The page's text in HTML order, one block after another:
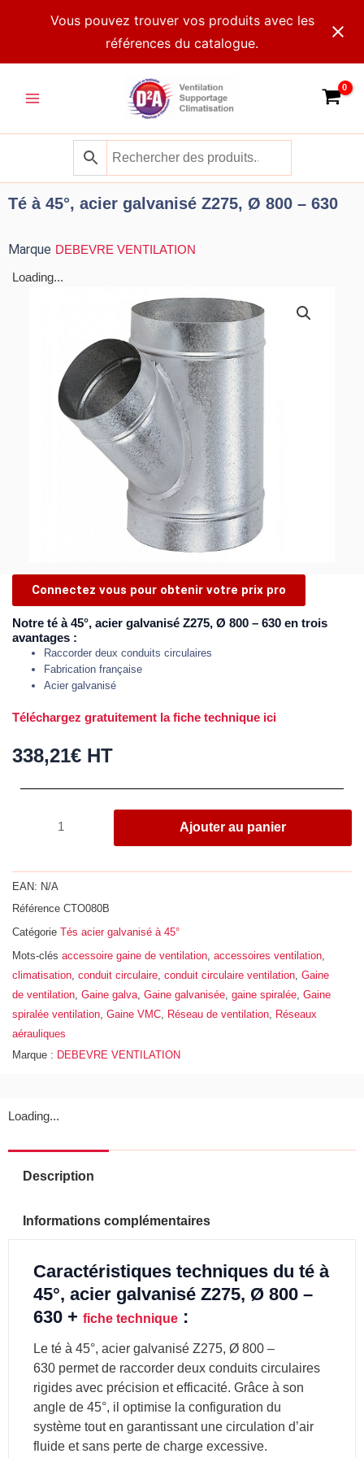
Vous pouvez trouver vos produits avec les
références du catalogue.
Menu
Té à 45°, acier galvanisé Z275, Ø 800 – 630
Marque DEBEVRE VENTILATION
Loading...
Connectez vous pour obtenir votre prix pro
Notre té à 45°, acier galvanisé Z275, Ø 800 – 630 en trois
avantages :
Raccorder deux conduits circulaires
Fabrication française
Acier galvanisé
Téléchargez gratuitement la fiche technique ici
338,21€ HT
à
acier
galvanisé
Z275,
Ø
800
-
630
Ajouter au panier
EAN: N/A
Référence CTO080B
Catégorie Tés acier galvanisé à 45°
Mots-clés accessoire gaine de ventilation accessoires ventilation
climatisation conduit circulaire conduit circulaire ventilation Gaine
de ventilation Gaine galva Gaine galvanisée gaine spiralée Gaine
spiralée ventilation Gaine VMC Réseau de ventilation Réseaux
aérauliques
Marque : DEBEVRE VENTILATION
Loading...
Description
Informations complémentaires
Caractéristiques techniques du té à
45°, acier galvanisé Z275, Ø 800 –
630 + fiche technique :
Le té à 45°, acier galvanisé Z275, Ø 800 –
630 permet de raccorder deux conduits circulaires
rigides avec précision et efficacité. Grâce à son
angle de 45°, il optimise la configuration du
système tout en garantissant une circulation d’air
fluide et sans perte de charge excessive.